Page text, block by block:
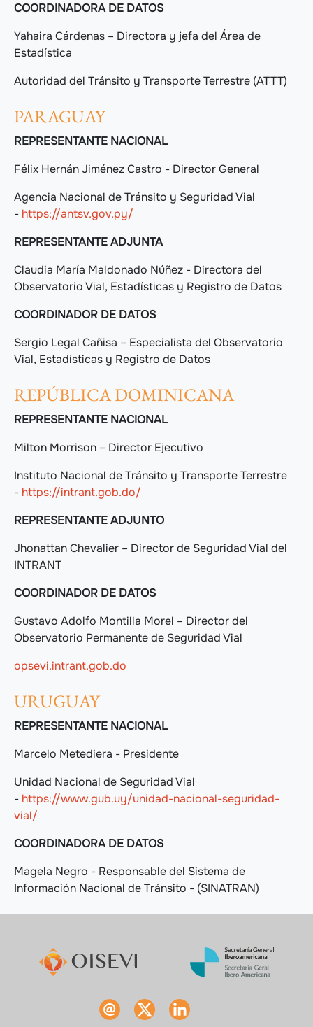
COORDINADORA DE DATOS
Yahaira Cárdenas – Directora y jefa del Área de
Estadística
Autoridad del Tránsito y Transporte Terrestre (ATTT)
PARAGUAY
REPRESENTANTE NACIONAL
Félix Hernán Jiménez Castro - Director General
Agencia Nacional de Tránsito y Seguridad Vial
- https://antsv.gov.py/
REPRESENTANTE ADJUNTA
Claudia María Maldonado Núñez - Directora del
Observatorio Vial, Estadísticas y Registro de Datos
COORDINADOR DE DATOS
Sergio Legal Cañisa – Especialista del Observatorio
Vial, Estadísticas y Registro de Datos
REPÚBLICA DOMINICANA
REPRESENTANTE NACIONAL
Milton Morrison – Director Ejecutivo
Instituto Nacional de Tránsito y Transporte Terrestre
- https://intrant.gob.do/
REPRESENTANTE ADJUNTO
Jhonattan Chevalier – Director de Seguridad Vial del
INTRANT
COORDINADOR DE DATOS
Gustavo Adolfo Montilla Morel – Director del
Observatorio Permanente de Seguridad Vial
opsevi.intrant.gob.do
URUGUAY
REPRESENTANTE NACIONAL
Marcelo Metediera - Presidente
Unidad Nacional de Seguridad Vial
- https://www.gub.uy/unidad-nacional-seguridad-
vial/
COORDINADORA DE DATOS
Magela Negro - Responsable del Sistema de
Información Nacional de Tránsito - (SINATRAN)